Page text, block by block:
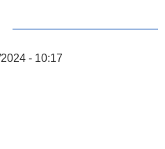
- 10:17